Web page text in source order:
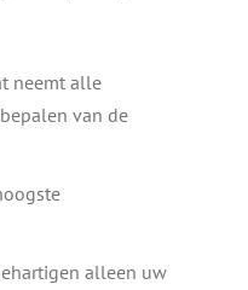
neemt alle
van de
alleen uw